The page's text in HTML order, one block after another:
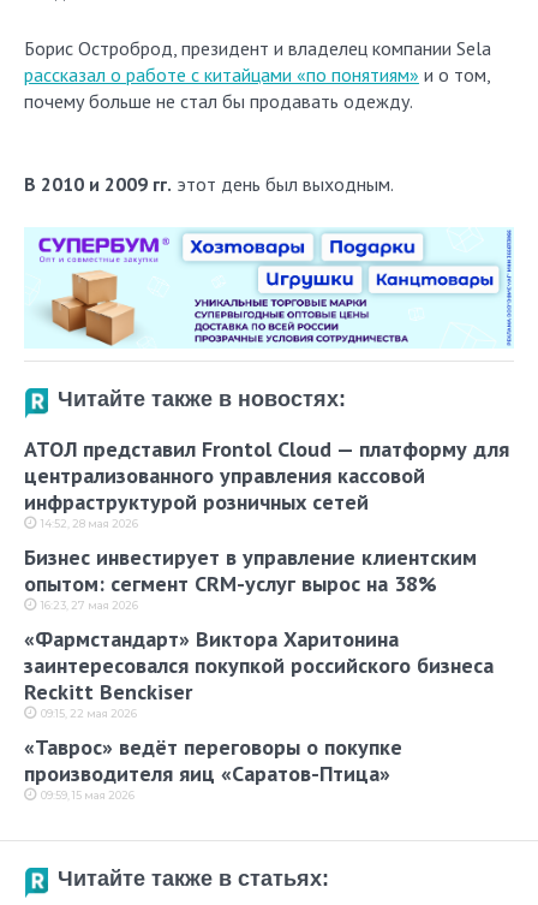
Борис Остроброд, президент и владелец компании Sela
рассказал о работе с китайцами «по понятиям» и о том,
почему больше не стал бы продавать одежду.
В 2010 и 2009 гг. этот день был выходным.
Читайте также в новостях:
АТОЛ представил Frontol Cloud — платформу для
централизованного управления кассовой
инфраструктурой розничных сетей
14:52, 28 мая 2026
Бизнес инвестирует в управление клиентским
опытом: сегмент CRM-услуг вырос на 38%
16:23, 27 мая 2026
«Фармстандарт» Виктора Харитонина
заинтересовался покупкой российского бизнеса
Reckitt Benckiser
09:15, 22 мая 2026
«Таврос» ведёт переговоры о покупке
производителя яиц «Саратов-Птица»
09:59, 15 мая 2026
Читайте также в статьях: